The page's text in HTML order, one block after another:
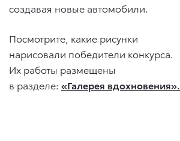
cоздавая новые автомобили.
Посмотрите, какие рисунки
нарисовали победители конкурса.
Их работы размещены
в разделе: «Галерея вдохновения».